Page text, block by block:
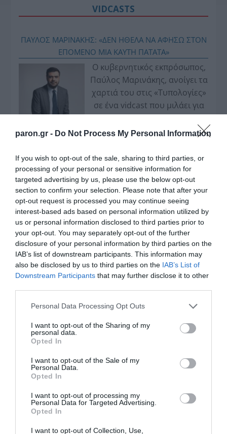
paron.gr - Do Not Process My Personal Information
If you wish to opt-out of the sale, sharing to third parties, or
processing of your personal or sensitive information for
targeted advertising by us, please use the below opt-out
section to confirm your selection. Please note that after your
opt-out request is processed you may continue seeing
interest-based ads based on personal information utilized by
us or personal information disclosed to third parties prior to
your opt-out. You may separately opt-out of the further
disclosure of your personal information by third parties on the
IAB’s list of downstream participants. This information may
also be disclosed by us to third parties on the IAB’s List of
Downstream Participants that may further disclose it to other
Please note that this website/app uses one or more Google
not limited to your visit or usage behaviour. You may click to
grant or deny consent to Google and its third-party tags to
use your data for below specified purposes in below Google
consent section.
Personal Data Processing Opt Outs
I want to opt-out of the Sharing of my
personal data.
Opted In
I want to opt-out of the Sale of my
Personal Data.
Opted In
I want to opt-out of processing my
Personal Data for Targeted Advertising.
Opted In
I want to opt-out of Collection, Use,
VIDCASTS
ΠΑΥΛΟΣ ΜΑΡΙΝΑΚΗΣ: «ΔΕΝ ΗΘΕΛΑ ΝΑ ΑΦΗΣΩ ΣΤΟΝ
ΕΠΟΜΕΝΟ ΜΙΑ ΚΑΥΤΗ ΠΑΤΑΤΑ»
Ο κυβερνητικός εκπρόσωπος,
Παύλος Μαρινάκης, ανοίγει τα
χαρτιά του στις «Τυπολογίες»
σε ένα vidcast που μιλάει για
τις μεγάλες τομές στον χώρο
των Μέσων Μαζικής
συνέντευξη στον Βασίλη Κουφόπουλο, αναλύει
το χρονοδιάγραμμα για τις περιφερειακές και
ραδιοφωνικές άδειες, το πακέτο στήριξης των 80
εκατομμυρίων ευρώ για τον Τύπο, αλλά και την
πρωτοβουλία για την άρση της ανωνυμίας στο
διαδίκτυο.
Η ΣΤΗΛΗ ΜΑΣ